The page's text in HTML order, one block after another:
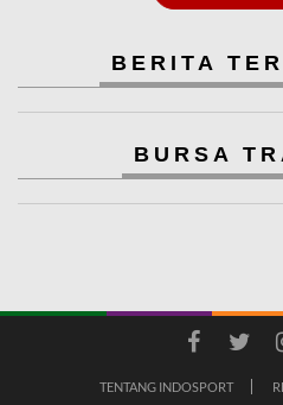
BERITA
BURSA
TENTANG INDOSPORT